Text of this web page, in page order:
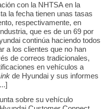
con la NHTSA en la
la fecha tienen unas tasas
respectivamente, en
que es de un 69 por
continúa haciendo todos
a los clientes que no han
de correos tradicionales,
en vehículos a
de Hyundai y sus informes
sobre su vehículo